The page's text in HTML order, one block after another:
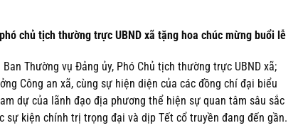
chủ tịch thường trực UBND xã tặng hoa chúc mừng buổi lễ
Thường vụ Đảng ủy, Phó Chủ tịch thường trực UBND xã;
Công an xã, cùng sự hiện diện của các đồng chí đại biểu
dự của lãnh đạo địa phương thể hiện sự quan tâm sâu sắc
kiện chính trị trọng đại và dịp Tết cổ truyền đang đến gần.